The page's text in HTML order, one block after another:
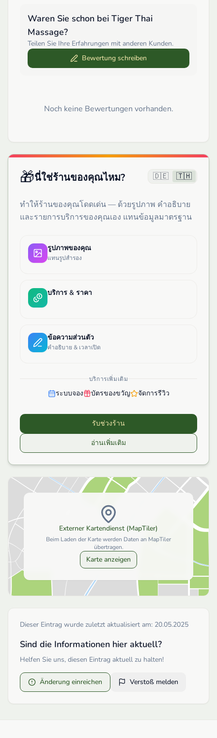
Waren Sie schon bei Tiger Thai
Massage?
Teilen Sie Ihre Erfahrungen mit anderen Kunden.
Bewertung schreiben
Noch keine Bewertungen vorhanden.
🎁นี่ใช่ร้านของคุณไหม? 🇩🇪 🇹🇭
ทำให้ร้านของคุณโดดเด่น — ด้วยรูปภาพ คำอธิบาย
และรายการบริการของคุณเอง แทนข้อมูลมาตรฐาน
รูปภาพของคุณ
แทนรูปสำรอง
บริการ & ราคา
ข้อความส่วนตัว
คำอธิบาย & เวลาเปิด
บริการเพิ่มเติม
ระบบจอง บัตรของขวัญ จัดการรีวิว
รับช่วงร้าน
อ่านเพิ่มเติม
Externer Kartendienst (MapTiler)
Beim Laden der Karte werden Daten an MapTiler
übertragen.
Karte anzeigen
Dieser Eintrag wurde zuletzt aktualisiert am: 20.05.2025
Sind die Informationen hier aktuell?
Helfen Sie uns, diesen Eintrag aktuell zu halten!
Änderung einreichen Verstoß melden